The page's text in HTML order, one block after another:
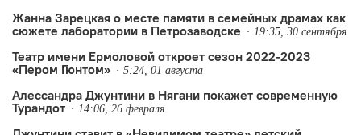
Жанна Зарецкая о месте памяти в семейных драмах как
сюжете лаборатории в Петрозаводске
19:35, 30 сентября
Театр имени Ермоловой откроет сезон 2022-2023
«Пером Гюнтом»
5:24, 01 августа
Алессандра Джунтини в Нягани покажет современную
Турандот
14:06, 26 февраля